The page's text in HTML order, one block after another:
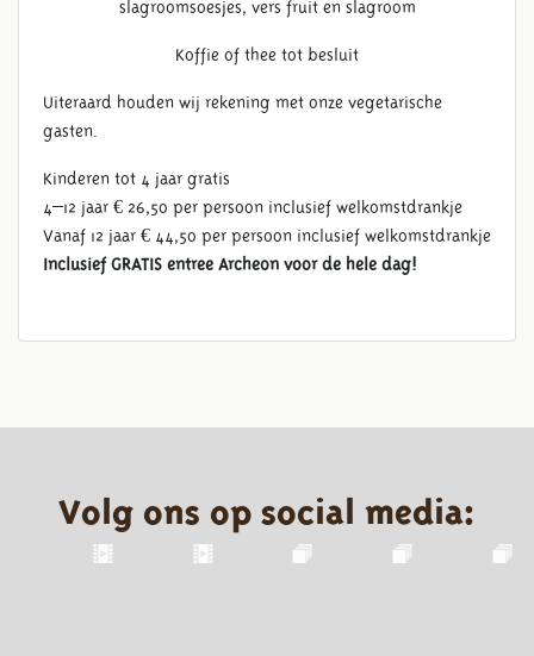
slagroomsoesjes, vers fruit en slagroom
Koffie of thee tot besluit
Uiteraard houden wij rekening met onze vegetarische
gasten.
Kinderen tot 4 jaar gratis
4–12 jaar € 26,50 per persoon inclusief welkomstdrankje
Vanaf 12 jaar € 44,50 per persoon inclusief welkomstdrankje
Inclusief GRATIS entree Archeon voor de hele dag!
Volg ons op social media: